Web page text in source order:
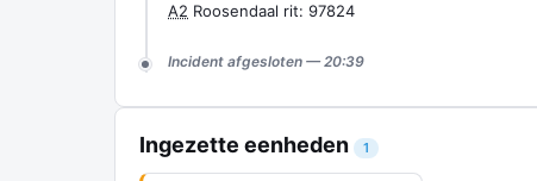
A2 Roosendaal rit: 97824
Incident afgesloten — 20:39
Ingezette eenheden 1